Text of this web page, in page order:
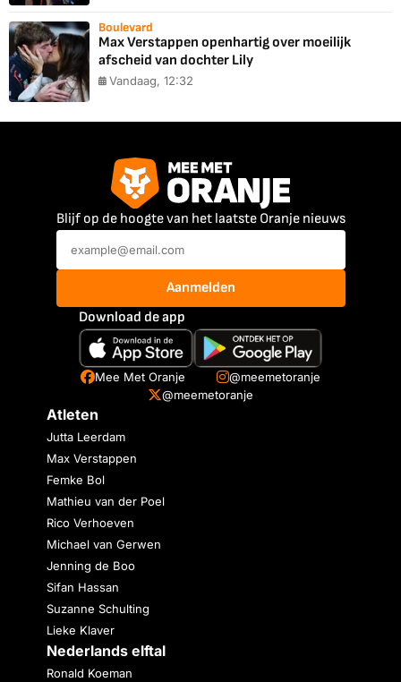
Boulevard
Max Verstappen openhartig over moeilijk
afscheid van dochter Lily
Vandaag, 12:32
Blijf op de hoogte van het laatste Oranje nieuws
Aanmelden
Download de app
Mee Met Oranje
@meemetoranje
@meemetoranje
Atleten
Jutta Leerdam
Max Verstappen
Femke Bol
Mathieu van der Poel
Rico Verhoeven
Michael van Gerwen
Jenning de Boo
Sifan Hassan
Suzanne Schulting
Lieke Klaver
Nederlands elftal
Ronald Koeman